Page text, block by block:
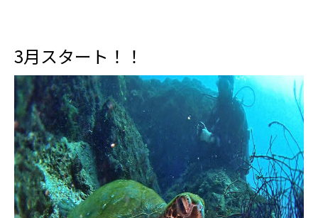
3月スタート！！